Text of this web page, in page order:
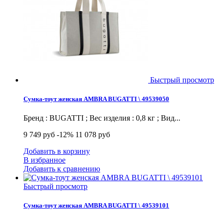
Быстрый просмотр
Сумка-тоут женская AMBRA BUGATTI \ 49539050
Бренд : BUGATTI ; Вес изделия : 0,8 кг ; Вид...
9 749 руб -12% 11 078 руб
Добавить в корзину
В избранное
Добавить к сравнению
Быстрый просмотр
Сумка-тоут женская AMBRA BUGATTI \ 49539101